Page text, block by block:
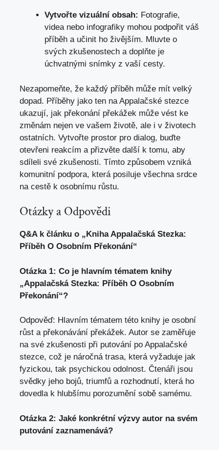
Vytvořte vizuální obsah: Fotografie,
videa nebo infografiky mohou podpořit váš
příběh a učinit ho živějším. Mluvte o
svých zkušenostech a doplňte je
úchvatnými snímky z vaší cesty.
Nezapomeňte, že každý příběh může mít velký
dopad. Příběhy jako ten na Appalačské stezce
ukazují, jak překonání překážek může vést ke
změnám nejen ve vašem životě, ale i v životech
ostatních. Vytvořte prostor pro dialog, buďte
otevřeni reakcím a přizvěte další k tomu, aby
sdíleli své zkušenosti. Tímto způsobem vzniká
komunitní podpora, která posiluje všechna srdce
na cestě k osobnímu růstu.
Otázky a Odpovědi
Q&A k článku o „Kniha Appalačská Stezka:
Příběh O Osobním Překonání“
Otázka 1: Co je hlavním tématem knihy
„Appalačská Stezka: Příběh O Osobním
Překonání“?
Odpověď: Hlavním tématem této knihy je osobní
růst a překonávání překážek. Autor se zaměřuje
na své zkušenosti při putování po Appalačské
stezce, což je náročná trasa, která vyžaduje jak
fyzickou, tak psychickou odolnost. Čtenáři jsou
svědky jeho bojů, triumfů a rozhodnutí, která ho
dovedla k hlubšímu porozumění sobě samému.
Otázka 2: Jaké konkrétní výzvy autor na svém
putování zaznamenává?